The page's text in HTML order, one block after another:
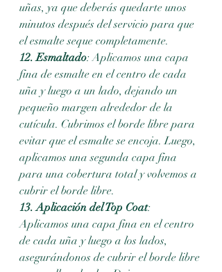
uñas, ya que deberás quedarte unos
minutos después del servicio para que
el esmalte seque completamente.
12. Esmaltado: Aplicamos una capa
fina de esmalte en el centro de cada
uña y luego a un lado, dejando un
pequeño margen alrededor de la
cutícula. Cubrimos el borde libre para
evitar que el esmalte se encoja. Luego,
aplicamos una segunda capa fina
para una cobertura total y volvemos a
cubrir el borde libre.
13. Aplicación del Top Coat:
Aplicamos una capa fina en el centro
de cada uña y luego a los lados,
asegurándonos de cubrir el borde libre